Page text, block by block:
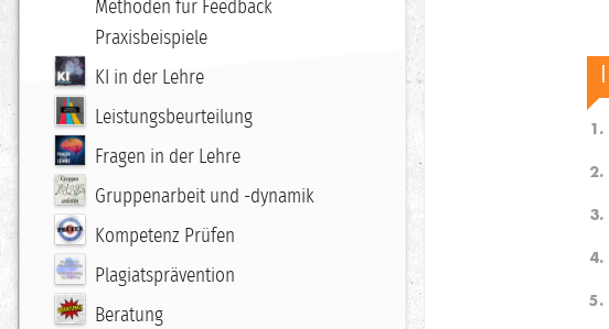
Methoden für Feedback
Praxisbeispiele
KI in der Lehre
Leistungsbeurteilung
Fragen in der Lehre
Gruppenarbeit und -dynamik
Kompetenz Prüfen
Plagiatsprävention
Beratung